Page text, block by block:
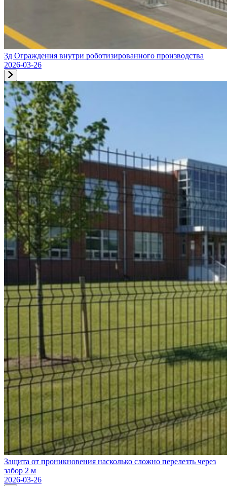
3д Ограждения внутри роботизированного производства
2026-03-26
Защита от проникновения насколько сложно перелезть через
забор 2 м
2026-03-26